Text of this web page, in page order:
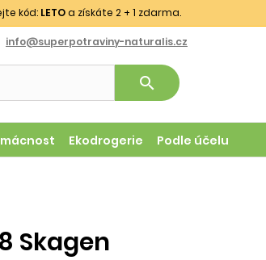
kód: LETOa získáte 2 + 1 zdarma.
info@superpotraviny-naturalis.cz
search
Ekodrogerie Podle účelu
Skagen